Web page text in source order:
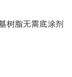
树脂无需底涂剂